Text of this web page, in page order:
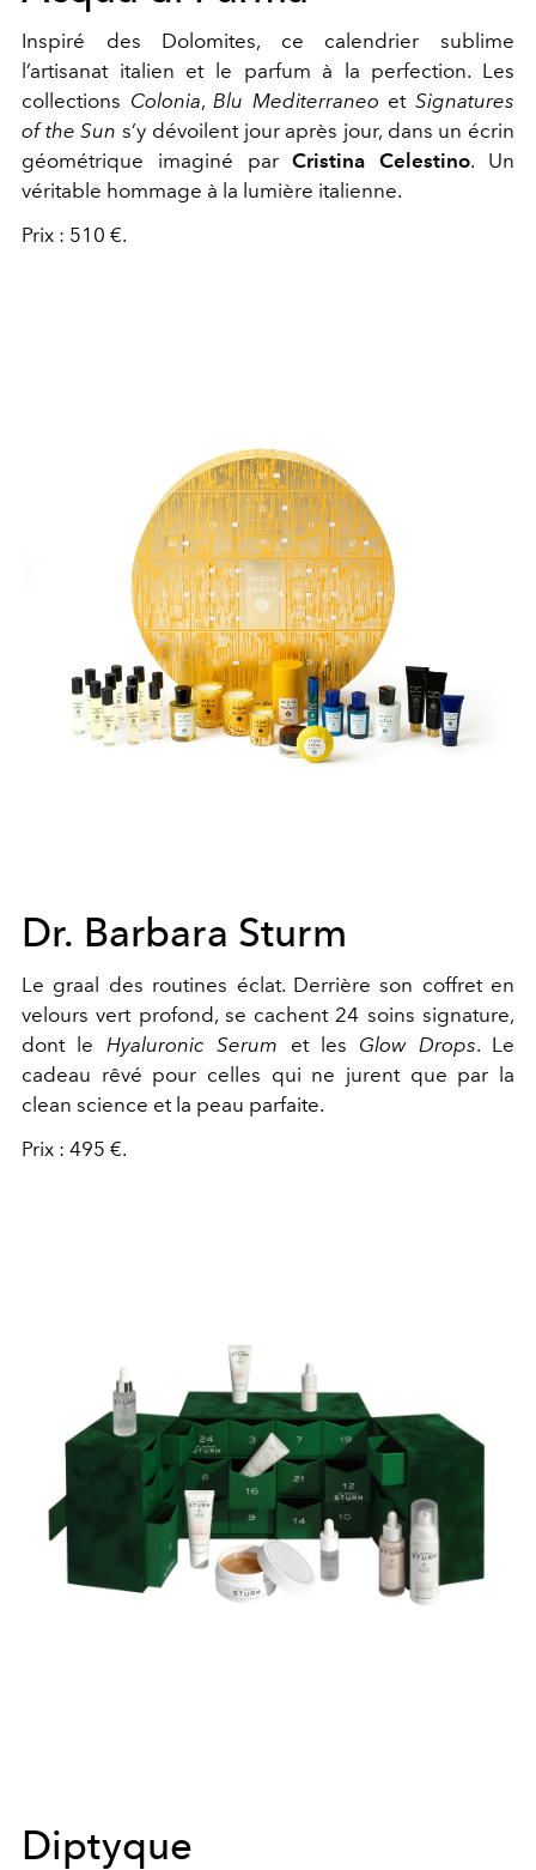
Inspiré des Dolomites, ce calendrier sublime
l’artisanat italien et le parfum à la perfection. Les
collections Colonia,Blu Mediterraneo etSignatures
of the Sun s’y dévoilent jour après jour, dans un écrin
géométrique imaginé parCristina Celestino. Un
véritable hommage à la lumière italienne.
Prix : 510 €.
Dr. Barbara Sturm
Le graal des routines éclat. Derrière son coffret en
velours vert profond, se cachent 24 soins signature,
dont le Hyaluronic Serum et les Glow Drops. Le
cadeau rêvé pour celles qui ne jurent que par la
clean science et la peau parfaite.
Prix : 495 €.
Diptyque